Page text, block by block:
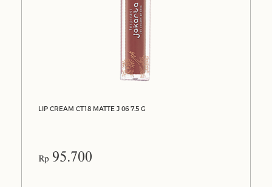
LIP CREAM CT18 MATTE J 06 7.5 G
Rp 95.700